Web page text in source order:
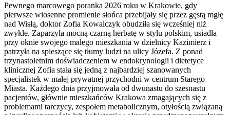
Pewnego marcowego poranka 2026 roku w Krakowie, gdy
pierwsze wiosenne promienie słońca przebijały się przez gęstą mgłę
nad Wisłą, doktor Zofia Kowalczyk obudziła się wcześniej niż
zwykle. Zaparzyła mocną czarną herbatę w stylu polskim, usiadła
przy oknie swojego małego mieszkania w dzielnicy Kazimierz i
patrzyła na spieszące się tłumy ludzi na ulicy Józefa. Z ponad
trzynastoletnim doświadczeniem w endokrynologii i dietetyce
klinicznej Zofia stała się jedną z najbardziej szanowanych
specjalistek w małej prywatnej przychodni w centrum Starego
Miasta. Każdego dnia przyjmowała od dwunastu do szesnastu
pacjentów, głównie mieszkańców Krakowa zmagających się z
problemami tarczycy, zespołem metabolicznym, otyłością związaną